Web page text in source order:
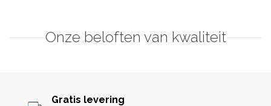
Onze beloften van kwaliteit
Gratis levering